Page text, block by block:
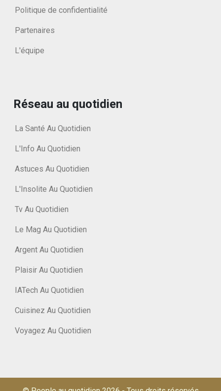
Politique de confidentialité
Partenaires
L'équipe
Réseau au quotidien
La Santé Au Quotidien
L'Info Au Quotidien
Astuces Au Quotidien
L'Insolite Au Quotidien
Tv Au Quotidien
Le Mag Au Quotidien
Argent Au Quotidien
Plaisir Au Quotidien
IATech Au Quotidien
Cuisinez Au Quotidien
Voyagez Au Quotidien